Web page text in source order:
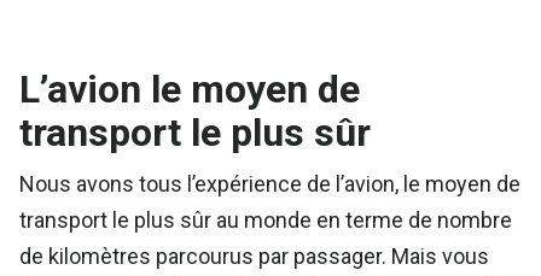
L’avion le moyen de
transport le plus sûr
Nous avons tous l’expérience de l’avion, le moyen de
transport le plus sûr au monde en terme de nombre
de kilomètres parcourus par passager. Mais vous